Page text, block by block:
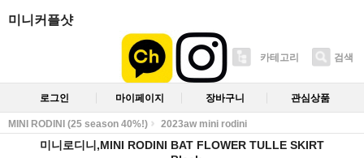
미니커플샷
카테고리 검색
로그인 마이페이지 장바구니 관심상품
MINI RODINI (25 season 40%!) 2023aw mini rodini
미니로디니,MINI RODINI BAT FLOWER TULLE SKIRT